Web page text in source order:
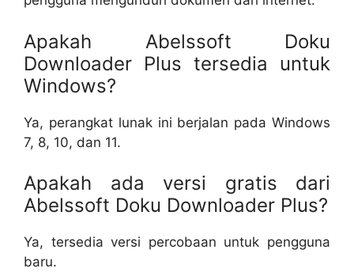
Apakah Abelssoft Doku
Downloader Plus tersedia untuk
Windows?
Ya, perangkat lunak ini berjalan pada Windows
7, 8, 10, dan 11.
Apakah ada versi gratis dari
Abelssoft Doku Downloader Plus?
Ya, tersedia versi percobaan untuk pengguna
baru.